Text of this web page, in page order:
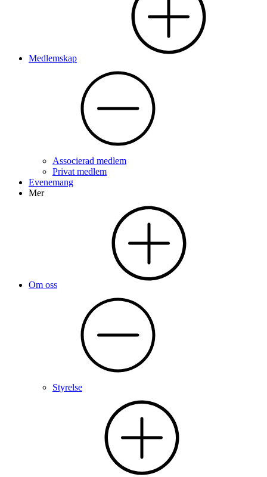
Medlemskap
Associerad medlem
Privat medlem
Evenemang
Mer
Om oss
Styrelse